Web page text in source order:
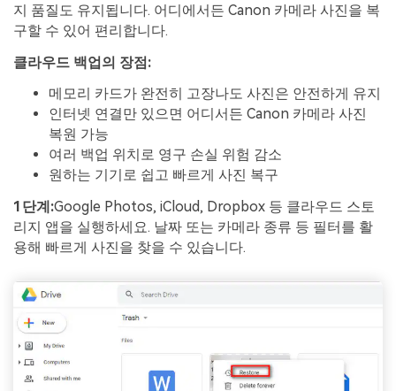
지 품질도 유지됩니다. 어디에서든 Canon 카메라 사진을 복
구할 수 있어 편리합니다.
클라우드 백업의 장점:
메모리 카드가 완전히 고장나도 사진은 안전하게 유지
인터넷 연결만 있으면 어디서든 Canon 카메라 사진
복원 가능
여러 백업 위치로 영구 손실 위험 감소
원하는 기기로 쉽고 빠르게 사진 복구
1단계:Google Photos, iCloud, Dropbox 등 클라우드 스토
리지 앱을 실행하세요. 날짜 또는 카메라 종류 등 필터를 활
용해 빠르게 사진을 찾을 수 있습니다.